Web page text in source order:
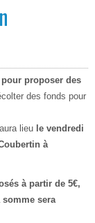
proposer des
des fonds pour
lieu le vendredi
à
à partir de 5€,
sera